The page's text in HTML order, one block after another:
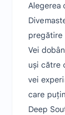
Alegerea
pregătire
Vei
uși către
vei
care
Deep